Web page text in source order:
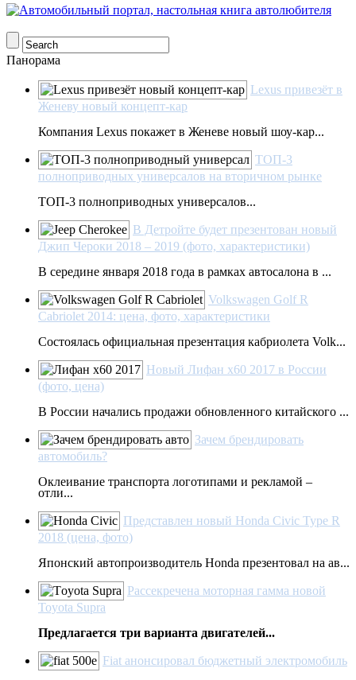
Панорама
Lexus привезёт в
Женеву новый концепт-кар
Компания Lexus покажет в Женеве новый шоу-кар...
ТОП-3
полноприводных универсалов на вторичном рынке
ТОП-3 полноприводных универсалов...
В Детройте будет презентован новый
Джип Чероки 2018 – 2019 (фото, характеристики)
В середине января 2018 года в рамках автосалона в ...
Volkswagen Golf R
Cabriolet 2014: цена, фото, характеристики
Состоялась официальная презентация кабриолета Volk...
Новый Лифан х60 2017 в России
(фото, цена)
В России начались продажи обновленного китайского ...
Зачем брендировать
автомобиль?
Оклеивание транспорта логотипами и рекламой –
отли...
Представлен новый Honda Civic Type R
2018 (цена, фото)
Японский автопроизводитель Honda презентовал на ав...
Рассекречена моторная гамма новой
Toyota Supra
Предлагается три варианта двигателей...
Fiat анонсировал бюджетный электромобиль